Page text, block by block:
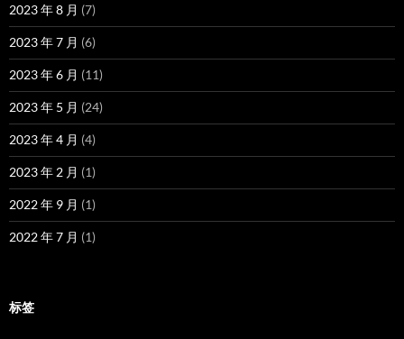
2023 年 8 月 (7)
2023 年 7 月 (6)
2023 年 6 月 (11)
2023 年 5 月 (24)
2023 年 4 月 (4)
2023 年 2 月 (1)
2022 年 9 月 (1)
2022 年 7 月 (1)
标签